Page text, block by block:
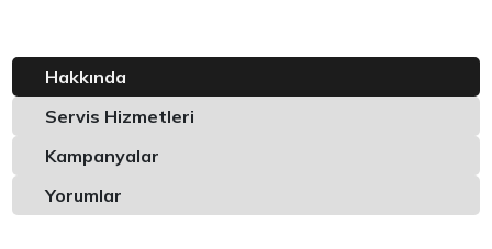
Hakkında
Servis Hizmetleri
Kampanyalar
Yorumlar